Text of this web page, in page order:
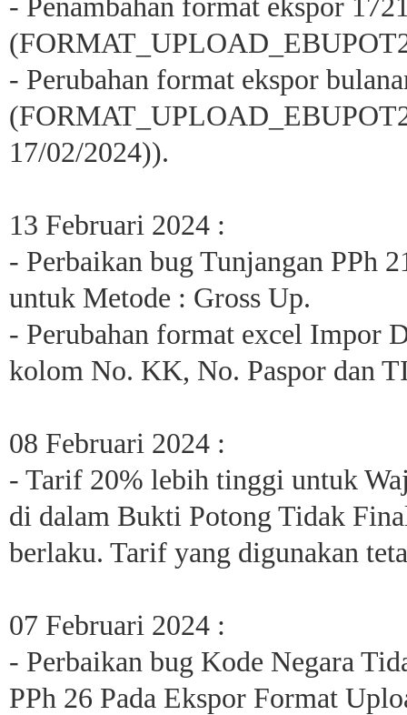
- Penambahan format ekspor
- Perubahan format ekspor
17/02/2024)).
13 Februari 2024 :
- Perbaikan bug Tunjangan PPh
untuk Metode : Gross Up.
- Perubahan format excel Impor
kolom No. KK, No. Paspor dan
08 Februari 2024 :
- Tarif 20% lebih tinggi untuk
di dalam Bukti Potong Tidak
berlaku. Tarif yang digunakan
07 Februari 2024 :
- Perbaikan bug Kode Negara
PPh 26 Pada Ekspor Format